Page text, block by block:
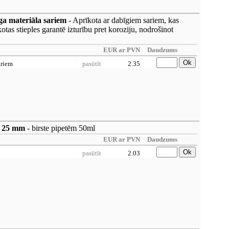
materiāla sariem - Aprīkota ar dabīgiem sariem, kas
stieples garantē izturību pret koroziju, nodrošinot
EUR ar PVN
Daudzums
pasūtīt 2.35 Ok
mm - birste pipetēm 50ml
EUR ar PVN
Daudzums
pasūtīt
2.03 Ok